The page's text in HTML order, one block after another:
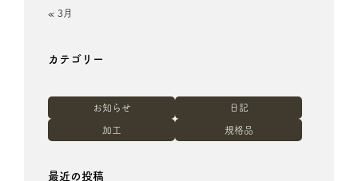
« 3月
カテゴリー
お知らせ 日記
加工 規格品
最近の投稿